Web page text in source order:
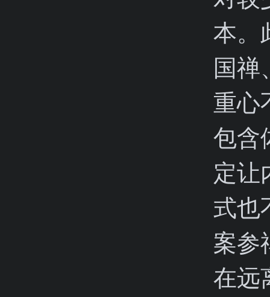
本。
国禅
重心
包含
定让
式也
案参
在远